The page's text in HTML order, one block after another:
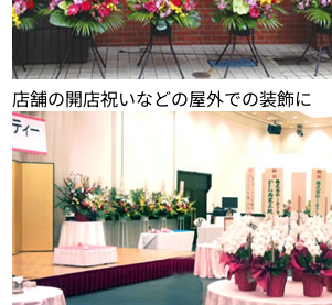
店舗の開店祝いなどの屋外での装飾に